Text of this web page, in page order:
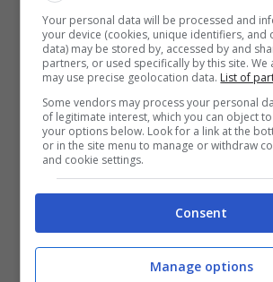
principessa deve stare molto
continuare a riposare, e a
dei medici. Infattideve seguire
sorta di dieta ben bilanciata,
determinati cibi che non
che peggiorare le sue
Insomma, questo è stato un
cambiamenti per Kate, che tra
Your personal data will be processed and
your device (cookies, unique identifiers, and
data) may be stored by, accessed by and
partners, or used specifically by this site.
may use precise geolocation data. List of
Some vendors may process your personal
of legitimate interest, which you can object
your options below. Look for a link at the
or in the site menu to manage or withdraw
and cookie settings.
Consent
Manage options